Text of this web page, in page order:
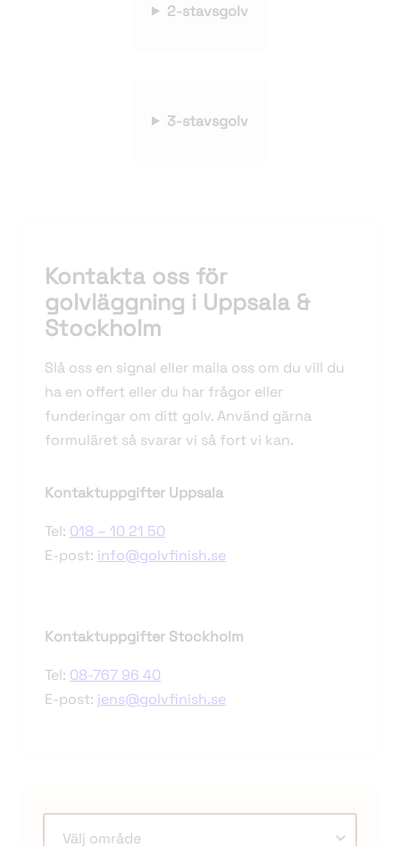
2-stavsgolv
3-stavsgolv
Kontakta oss för
golvläggning i Uppsala &
Stockholm
Slå oss en signal eller maila oss om du vill du
ha en offert eller du har frågor eller
funderingar om ditt golv. Använd gärna
formuläret så svarar vi så fort vi kan.
Kontaktuppgifter Uppsala
Tel: 018 – 10 21 50
E-post: info@golvfinish.se
Kontaktuppgifter Stockholm
Tel: 08-767 96 40
E-post: jens@golvfinish.se